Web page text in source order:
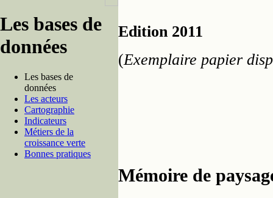
Les bases de
données
Les bases de
données
Les acteurs
Cartographie
Indicateurs
Métiers de la
croissance verte
Bonnes pratiques
Edition 2011
(Exemplaire papier
Mémoire de